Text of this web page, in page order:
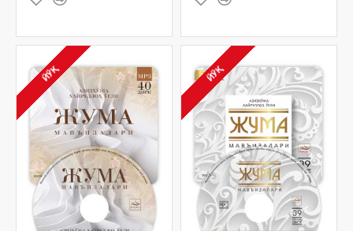
ЙЎҚ ЙЎҚ